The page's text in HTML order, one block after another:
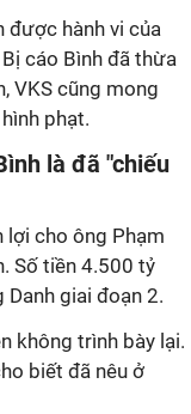
được hành vi của
cáo Bình đã thừa
VKS cũng mong
phạt.
là đã "chiếu
lợi cho ông Phạm
Số tiền 4.500 tỷ
giai đoạn 2.
không trình bày lại.
biết đã nêu ở